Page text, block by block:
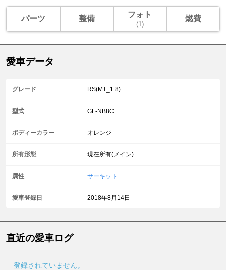
パーツ 整備 フォト
(1)
燃費
愛車データ
グレード RS(MT_1.8)
型式 GF-NB8C
ボディーカラー オレンジ
所有形態 現在所有(メイン)
属性 サーキット
愛車登録日 2018年8月14日
直近の愛車ログ
登録されていません。